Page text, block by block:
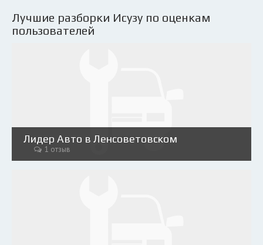
Лучшие разборки Исузу по оценкам
пользователей
Лидер Авто в Ленсоветовском
1 отзыв